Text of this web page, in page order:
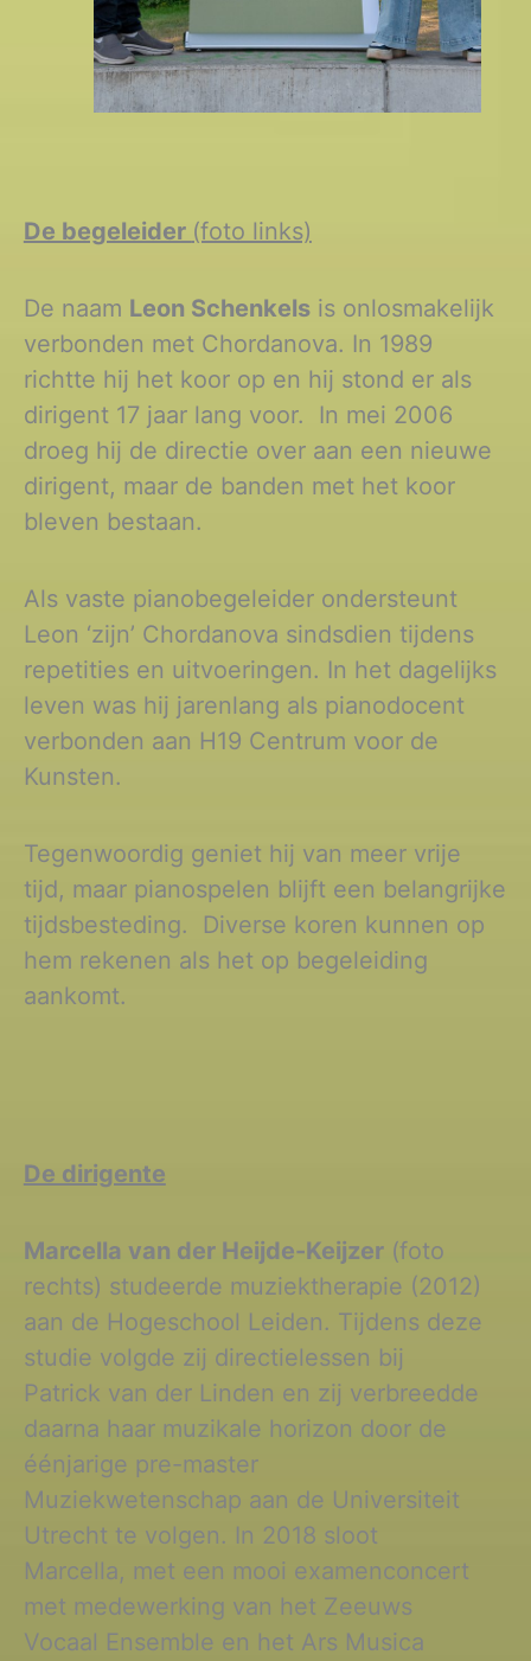
De begeleider (foto links)
De naam Leon Schenkelsis onlosmakelijk
verbonden met Chordanova. In 1989
richtte hij het koor op en hij stond er als
dirigent 17 jaar lang voor. In mei 2006
droeg hij de directie over aan een nieuwe
dirigent, maar de banden met het koor
bleven bestaan.
Als vaste pianobegeleider ondersteunt
Leon ‘zijn’ Chordanova sindsdien tijdens
repetities en uitvoeringen. In het dagelijks
leven was hij jarenlang als pianodocent
verbonden aan H19 Centrum voor de
Kunsten.
Tegenwoordig geniet hij van meer vrije
tijd, maar pianospelen blijft een belangrijke
tijdsbesteding. Diverse koren kunnen op
hem rekenen als het op begeleiding
aankomt.
De dirigente
Marcella van der Heijde-Keijzer(foto
rechts) studeerde muziektherapie (2012)
aan de Hogeschool Leiden. Tijdens deze
studie volgde zij directielessen bij
Patrick van der Linden en zij verbreedde
daarna haar muzikale horizon door de
éénjarige pre-master
Muziekwetenschap aan de Universiteit
Utrecht te volgen. In 2018 sloot
Marcella, met een mooi examenconcert
met medewerking van het Zeeuws
Vocaal Ensemble en het Ars Musica